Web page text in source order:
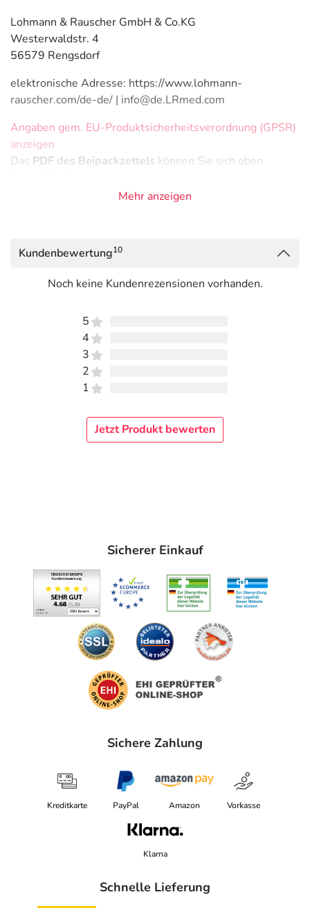
Lohmann & Rauscher GmbH & Co.KG
Westerwaldstr. 4
56579 Rengsdorf
elektronische Adresse: https://www.lohmann-
rauscher.com/de-de/ | info@de.LRmed.com
Angaben gem. EU-Produktsicherheitsverordnung (GPSR)
anzeigen
Das PDF des Beipackzettels können Sie sich oben
Mehr anzeigen
Kundenbewertung10
Noch keine Kundenrezensionen vorhanden.
5
4
3
2
1
Jetzt Produkt bewerten
Sicherer Einkauf
Sichere Zahlung
Kreditkarte PayPal Amazon Vorkasse
Klarna
Schnelle Lieferung